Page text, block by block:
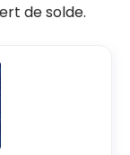
de solde.